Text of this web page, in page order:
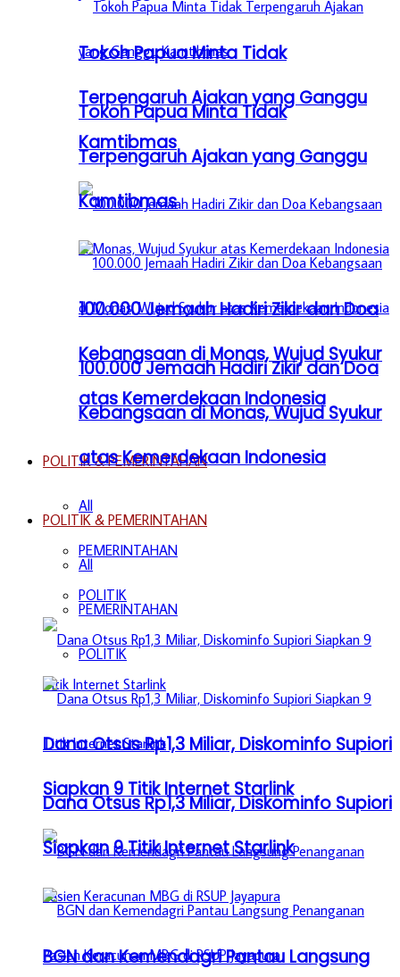
Tokoh Papua Minta Tidak
Terpengaruh Ajakan yang Ganggu
Kamtibmas
100.000 Jemaah Hadiri Zikir dan Doa
Kebangsaan di Monas, Wujud Syukur
atas Kemerdekaan Indonesia
POLITIK & PEMERINTAHAN
All
PEMERINTAHAN
POLITIK
Dana Otsus Rp1,3 Miliar, Diskominfo Supiori
Siapkan 9 Titik Internet Starlink
BGN dan Kemendagri Pantau Langsung
Tokoh Papua Minta Tidak
Terpengaruh Ajakan yang Ganggu
Kamtibmas
100.000 Jemaah Hadiri Zikir dan Doa
Kebangsaan di Monas, Wujud Syukur
atas Kemerdekaan Indonesia
POLITIK & PEMERINTAHAN
All
PEMERINTAHAN
POLITIK
Dana Otsus Rp1,3 Miliar, Diskominfo Supiori
Siapkan 9 Titik Internet Starlink